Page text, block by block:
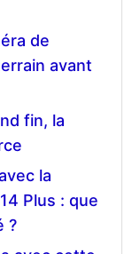
de
avant
fin, la
la
Plus : que
?